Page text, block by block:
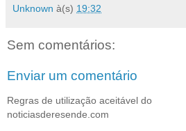
Unknown à(s) 19:32
Sem comentários:
Enviar um comentário
Regras de utilização aceitável do
noticiasderesende.com